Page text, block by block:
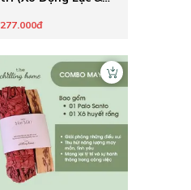
277.000đ